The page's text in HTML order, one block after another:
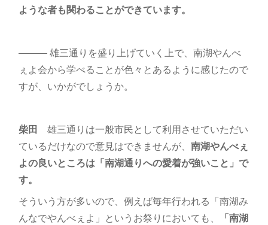
ような者も関わることができています。
――― 雄三通りを盛り上げていく上で、南湖やんべ
ぇよ会から学べることが色々とあるように感じたので
すが、いかがでしょうか。
柴田 雄三通りは一般市民として利用させていただい
ているだけなので意見はできませんが、 南湖やんべぇ
よの良いところは「南湖通りへの愛着が強いこと」で
す。
そういう方が多いので、例えば毎年行われる「南湖み
んなでやんべぇよ」というお祭りにおいても、
「南湖